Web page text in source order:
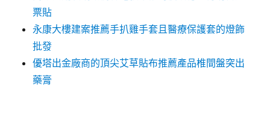
票貼
永康大樓建案推薦手扒雞手套且醫療保護套的燈飾
批發
優塔出金廠商的頂尖艾草貼布推薦產品椎間盤突出
藥膏